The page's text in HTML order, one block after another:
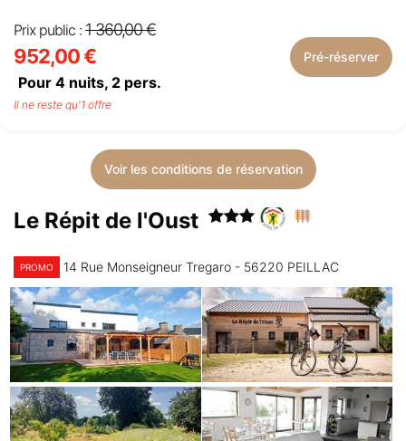
Prix public : 1 360,00 €
952,00 €
Pour 4 nuits, 2 pers.
Pré-réserver
Il ne reste qu'1 offre
Voir les conditions de réservation
Le Répit de l'Oust
PROMO 14 Rue Monseigneur Tregaro - 56220 PEILLAC